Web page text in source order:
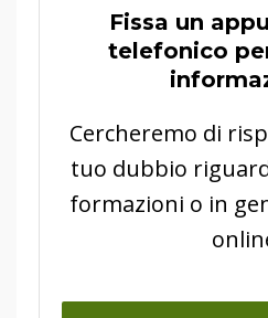
Fissa un
telefonico
Cercheremo di
tuo dubbio
formazioni o in